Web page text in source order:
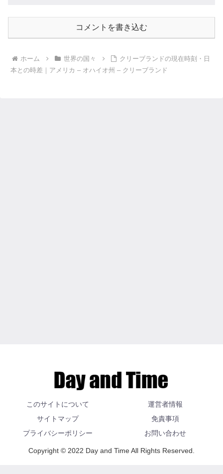
コメントを書き込む
ホーム 世界の国々
クリーブランドの現在時刻・日
本との時差｜アメリカ – オハイオ州 – クリーブランド
このサイトについて
運営者情報
サイトマップ
免責事項
プライバシーポリシー
お問い合わせ
Copyright © 2022 Day and Time All Rights Reserved.